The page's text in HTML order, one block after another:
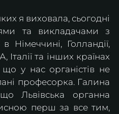
я виховала, сьогодні
та викладачами з
Німеччині, Голландії,
Італії та інших країнах
у нас органістів не
професорка. Галина
Львівська органна
перш за все тим,